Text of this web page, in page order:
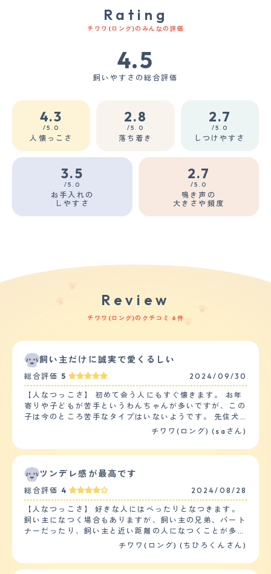
Rating
チワワ(ロング)のみんなの評価
4.5
飼いやすさの総合評価
4.3
/5.0
人懐っこさ
2.8
/5.0
落ち着き
2.7
/5.0
しつけやすさ
3.5
/5.0
お手入れの
しやすさ
2.7
/5.0
鳴き声の
大きさや頻度
Review
チワワ(ロング)のクチコミ 6件
飼い主だけに誠実で愛くるしい
総合評価 5 2024/09/30
【人なつっこさ】 初めて会う人にもすぐ懐きます。 お年
寄りや子どもが苦手というわんちゃんが多いですが、この
子は今のところ苦手なタイプはいないようです。 先住犬
のチワワ、ポメラニアンがいるので小さい頃から他のワン
良くなれる性格です。 男の子、女の子両方のわんちゃん
わんちゃんと接しているおかげか、人もわんちゃんも今の
ところ好きで苦手なタイプはいない活発な子に育ってま
す。 【落ち着き】 お座りを教えても、今は一瞬しか座れ
家に来た当初よりかは落ち着きがでてきました。みんなが
落ち着いているのにひとりだけ落ち着きがないと先住犬に
怒られて学ぶようです。 【しつけやすさ】 チワワは飼い
主に誠実と言われているので、とてもしつけはしやすいで
が、環境に慣れてからは簡単なお座りや単語の『よし』
チワワ(ロング) (saさん)
ツンデレ感が最高です
総合評価 4 2024/08/28
【人なつっこさ】 好きな人にはべったりとなつきます。
飼い主になつく場合もありますが、飼い主の兄弟、パート
ナーだったり、飼い主と近い距離の人になつくことが多い
です。逆に子供は嫌いなのかな？と思います。ほとんど言
います。見た目は可愛らしいですが、かなり気が強く、負
チワワ(ロング) (ちひろくんさん)